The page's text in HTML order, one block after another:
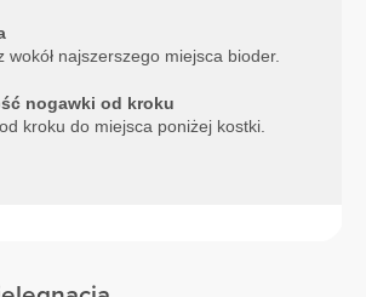
wokół najszerszego miejsca bioder.
nogawki od kroku
kroku do miejsca poniżej kostki.